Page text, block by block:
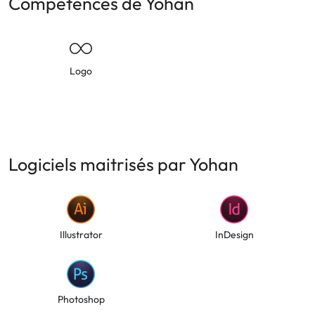
Logo
Logiciels maitrisés par Yohan
Illustrator InDesign
Photoshop